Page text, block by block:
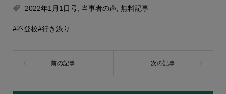
2022年1月1日号, 当事者の声, 無料記事
#不登校#行き渋り